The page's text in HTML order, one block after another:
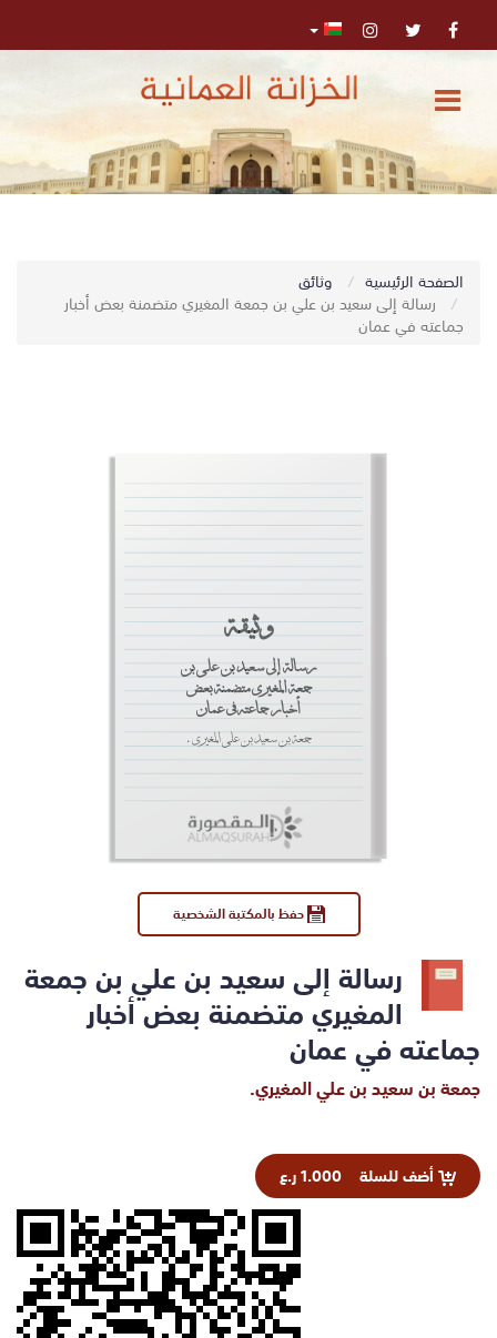
المركز
الإعلامي
الصفحة الرئيسية وثائق
رسالة إلى سعيد بن علي بن جمعة المغيري متضمنة بعض أخبار
جماعته في عمان
حفظ بالمكتبة الشخصية
وثيقة
رسالة إلى سعيد بن علي بن
جمعة المغيري متضمنة بعض
أخبار جماعته في عمان
جمعة بن سعيد بن علي المغيري.
رسالة إلى سعيد بن علي بن جمعة
المغيري متضمنة بعض أخبار
جماعته في عمان
جمعة بن سعيد بن علي المغيري.
أضف للسلة 1.000 ر.ع